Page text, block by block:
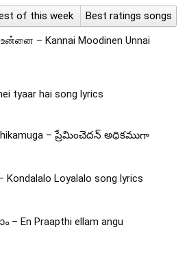
of this week
Best ratings songs
– Kannai Moodinen Unnai
tyaar hai song lyrics
– ప్రేమించెదన్ అధికముగా
Loyalalo song lyrics
En Praapthi ellam angu